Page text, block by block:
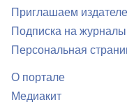
Приглашаем
Подписка на журналы
Персональная
О портале
Медиакит